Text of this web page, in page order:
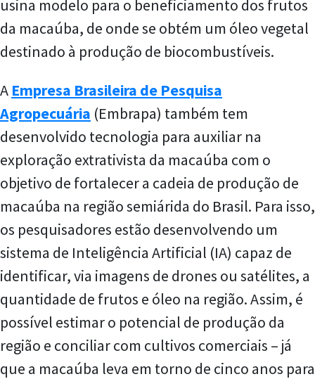
usina modelo para o beneficiamento dos frutos
da macaúba, de onde se obtém um óleo vegetal
destinado à produção de biocombustíveis.
A Empresa Brasileira de Pesquisa
Agropecuária (Embrapa) também tem
desenvolvido tecnologia para auxiliar na
exploração extrativista da macaúba com o
objetivo de fortalecer a cadeia de produção de
macaúba na região semiárida do Brasil. Para isso,
os pesquisadores estão desenvolvendo um
sistema de Inteligência Artificial (IA) capaz de
identificar, via imagens de drones ou satélites, a
quantidade de frutos e óleo na região. Assim, é
possível estimar o potencial de produção da
região e conciliar com cultivos comerciais – já
que a macaúba leva em torno de cinco anos para